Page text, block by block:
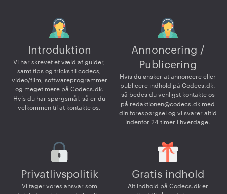
Introduktion
Vi har skrevet et væld af guider,
samt tips og tricks til codecs,
video/film, softwareprogrammer
og meget mere på Codecs.dk.
Hvis du har spørgsmål, så er du
velkommen til at kontakte os.
Annoncering /
Publicering
Hvis du ønsker at annoncere eller
publicere indhold på Codecs.dk,
så bedes du venligst kontakte os
på redaktionen@codecs.dk med
din forespørgsel og vi svarer altid
indenfor 24 timer i hverdage.
Privatlivspolitik
Vi tager vores ansvar som
Gratis indhold
Alt indhold på Codecs.dk er